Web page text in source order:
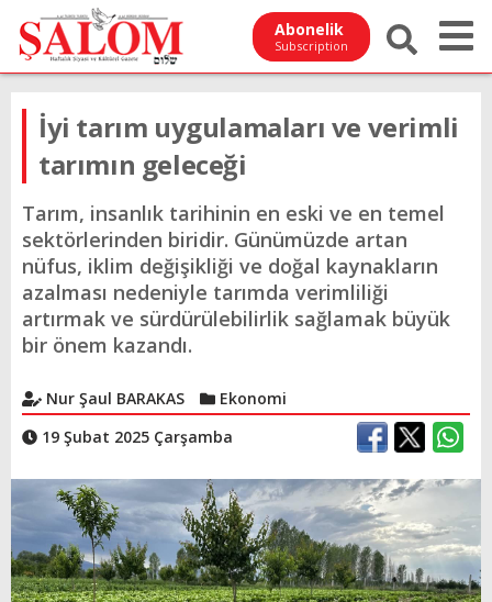
Abonelik
Subscription
İyi tarım uygulamaları ve verimli
tarımın geleceği
Tarım, insanlık tarihinin en eski ve en temel
sektörlerinden biridir. Günümüzde artan
nüfus, iklim değişikliği ve doğal kaynakların
azalması nedeniyle tarımda verimliliği
artırmak ve sürdürülebilirlik sağlamak büyük
bir önem kazandı.
Nur Şaul BARAKAS
Ekonomi
19 Şubat 2025 Çarşamba